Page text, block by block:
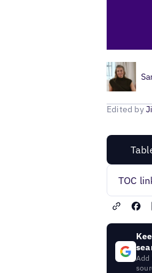
Edited by
TOC
Add